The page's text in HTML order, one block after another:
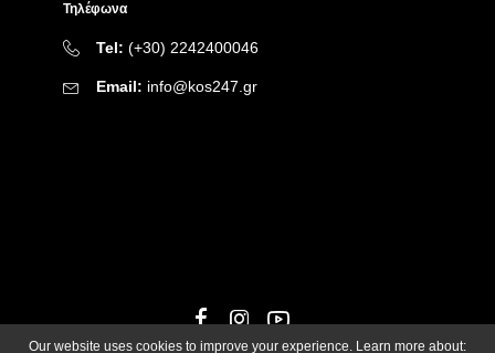
Τηλέφωνα
Tel: (+30) 2242400046
Email: info@kos247.gr
Our website uses cookies to improve your experience. Learn more about: